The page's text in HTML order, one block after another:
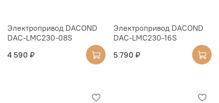
Электропривод DACOND
DAC-LMC230-08S
4 590 ₽
Электропривод DACOND
DAC-LMC230-16S
5 790 ₽